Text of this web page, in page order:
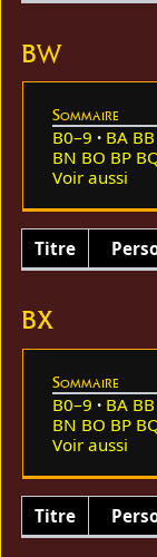
BW
Sommaire
B0–9 BA BB
BN BO BP
Voir aussi
Titre
BX
Sommaire
B0–9 BA BB
BN BO BP
Voir aussi
Titre